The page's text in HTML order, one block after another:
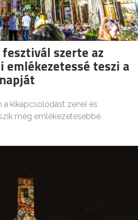
szerte az
emlékezetessé teszi a
a kikapcsolódást zenei és
még emlékezetesebbé.